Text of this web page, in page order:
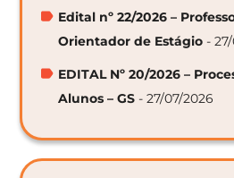
Edital nº 22/2026 –
Orientador de Estágio -
EDITAL Nº 20/2026 –
Alunos – GS - 27/07/2026